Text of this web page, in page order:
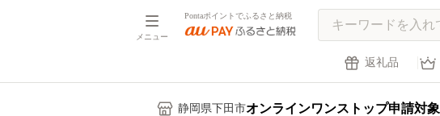
メニュー
Pontaポイントでふるさと納税
返礼品
静岡県下田市オンラインワンストップ申請対象